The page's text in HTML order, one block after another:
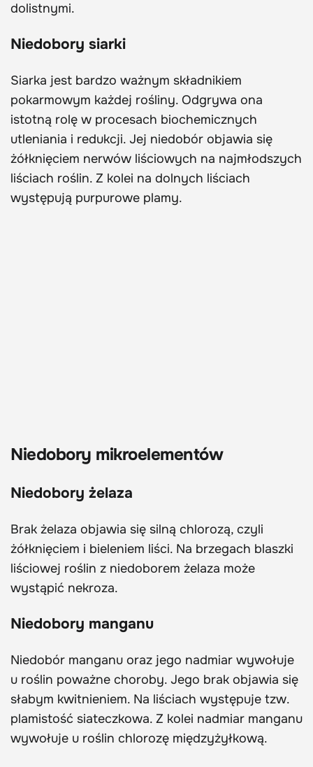
dolistnymi.
Niedobory siarki
Siarka jest bardzo ważnym składnikiem
pokarmowym każdej rośliny. Odgrywa ona
istotną rolę w procesach biochemicznych
utleniania i redukcji. Jej niedobór objawia się
żółknięciem nerwów liściowych na najmłodszych
liściach roślin. Z kolei na dolnych liściach
występują purpurowe plamy.
Niedobory mikroelementów
Niedobory żelaza
Brak żelaza objawia się silną chlorozą, czyli
żółknięciem i bieleniem liści. Na brzegach blaszki
liściowej roślin z niedoborem żelaza może
wystąpić nekroza.
Niedobory manganu
Niedobór manganu oraz jego nadmiar wywołuje
u roślin poważne choroby. Jego brak objawia się
słabym kwitnieniem. Na liściach występuje tzw.
plamistość siateczkowa. Z kolei nadmiar manganu
wywołuje u roślin chlorozę międzyżyłkową.